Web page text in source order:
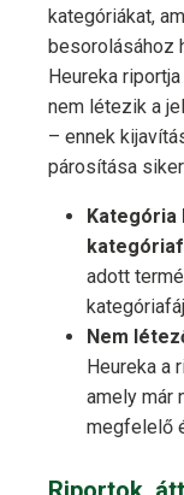
kategóriákat,
besorolásához
Heureka
nem létezik a
– ennek
párosítása
Kategória
adott
Nem
Heureka a
amely már
megfelelő